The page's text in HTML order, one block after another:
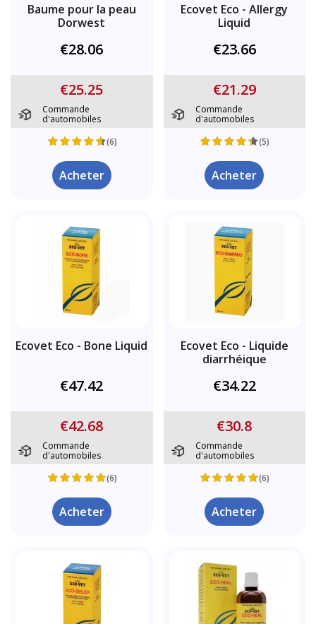
Baume pour la peau
Dorwest
€28.06
€25.25
Commande
d'automobiles
(6)
Acheter
Ecovet Eco - Allergy
Liquid
€23.66
€21.29
Commande
d'automobiles
(5)
Acheter
Ecovet Eco - Bone Liquid
€47.42
€42.68
Commande
d'automobiles
(6)
Acheter
Ecovet Eco - Liquide
diarrhéique
€34.22
€30.8
Commande
d'automobiles
(6)
Acheter